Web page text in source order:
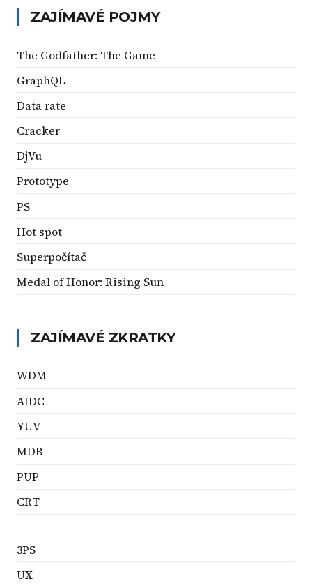
ZAJÍMAVÉ POJMY
The Godfather: The Game
GraphQL
Data rate
Cracker
DjVu
Prototype
PS
Hot spot
Superpočítač
Medal of Honor: Rising Sun
ZAJÍMAVÉ ZKRATKY
WDM
AIDC
YUV
MDB
PUP
CRT
3PS
UX